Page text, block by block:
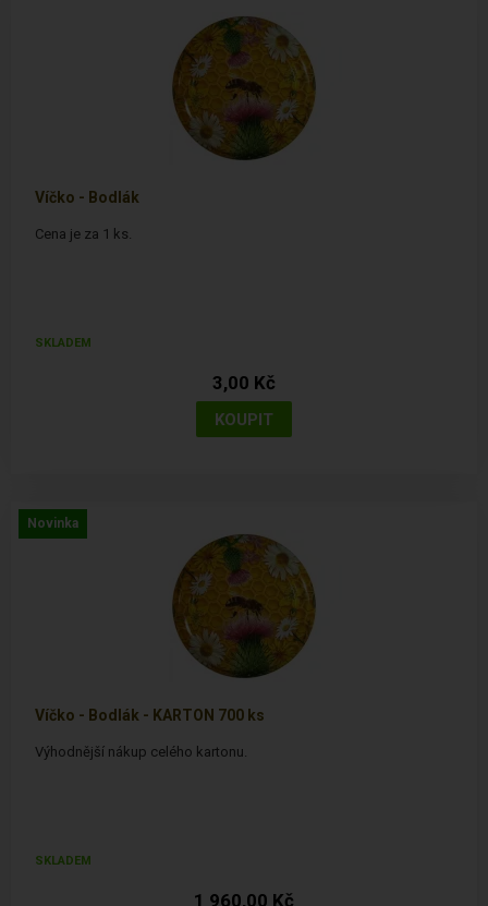
Víčko - Bodlák
Cena je za 1 ks.
SKLADEM
3,00 Kč
Novinka
Víčko - Bodlák - KARTON 700 ks
Výhodnější nákup celého kartonu.
SKLADEM
1 960,00 Kč